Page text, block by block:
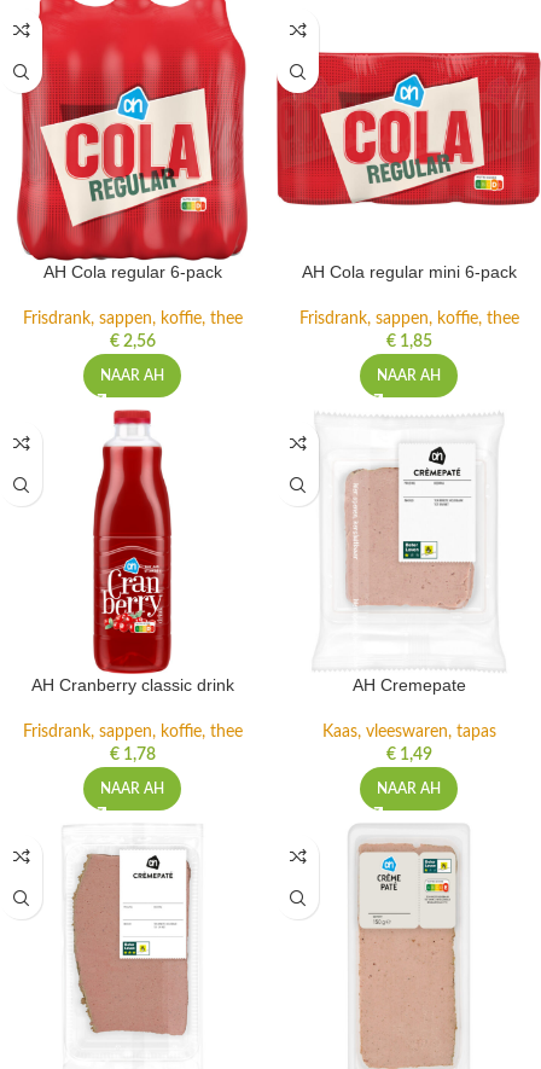
AH Cola regular 6-pack
Frisdrank, sappen, koffie, thee
€2,56
NAAR AH
AH Cola regular mini 6-pack
Frisdrank, sappen, koffie, thee
€1,85
NAAR AH
AH Cranberry classic drink
Frisdrank, sappen, koffie, thee
€1,78
NAAR AH
AH Cremepate
Kaas, vleeswaren, tapas
€1,49
NAAR AH